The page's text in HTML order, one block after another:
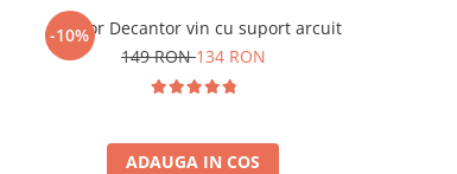
-10%
Aerator Decantor vin cu suport arcuit
149 RON134 RON
ADAUGA IN COS